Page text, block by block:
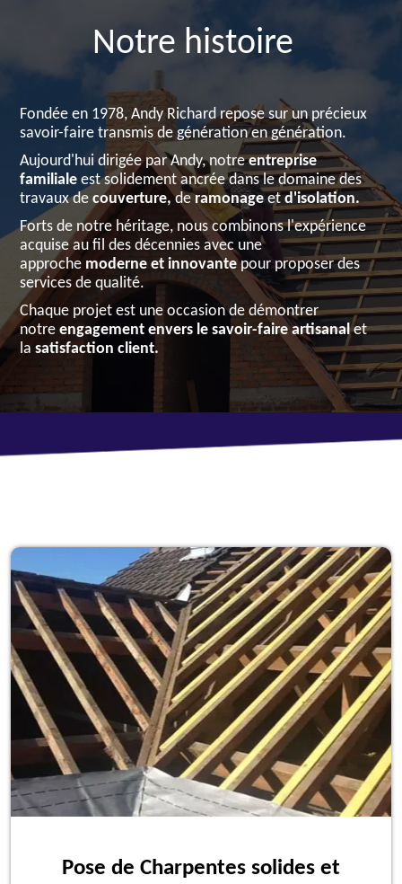
Notre histoire
Fondée en 1978, Andy Richard repose sur un précieux
savoir-faire transmis de génération en génération.
Aujourd'hui dirigée par Andy, notreentreprise
familiale est solidement ancrée dans le domaine des
travaux de couverture,deramonageetd'isolation.
Forts de notre héritage, nous combinons l'expérience
acquise au fil des décennies avec une
approche moderne et innovantepour proposer des
services de qualité.
Chaque projet est une occasion de démontrer
notre engagement envers le savoir-faire artisanalet
la satisfaction client.
Pose de Charpentes solides et